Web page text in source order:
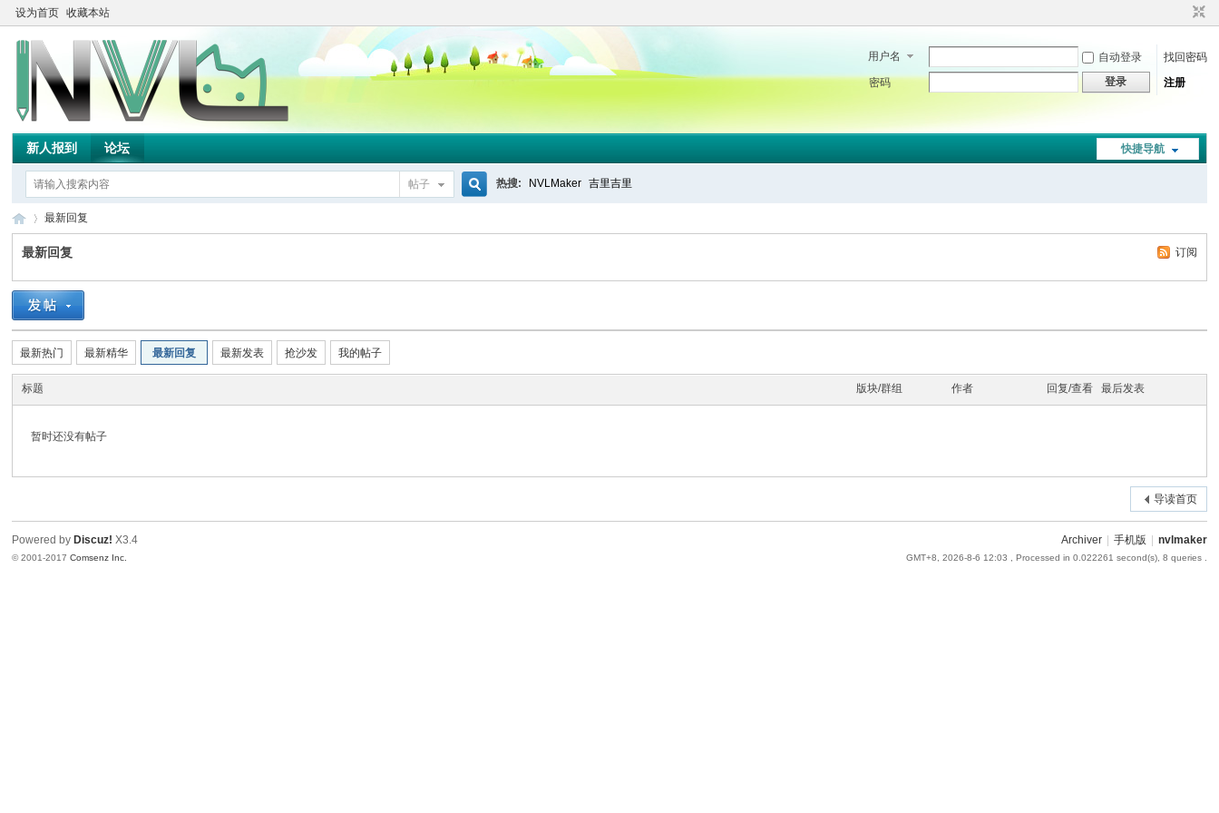
设为首页 收藏本站
用户名 自动登录
找回密码
密码
登录 注册
快捷导航
新人报到 论坛
帖子 热搜: NVLMaker 吉里吉里
TH
E
›
最新回复
订阅
最新回复
最新热门 最新精华 最新回复 最新发表 抢沙发 我的帖子
标题 版块/群组 作者 回复/查看 最后发表
暂时还没有帖子
导读首页
Archiver 手机版 nvlmaker
GMT+8, 2026-8-6 12:03 , Processed in 0.022261 second(s), 8 queries .
Powered by Discuz! X3.4
© 2001-2017Comsenz Inc.